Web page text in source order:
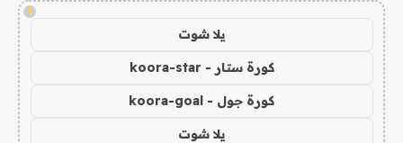
!
يلا شوت
كورة ستار - koora-star
كورة جول - koora-goal
يلا شوت